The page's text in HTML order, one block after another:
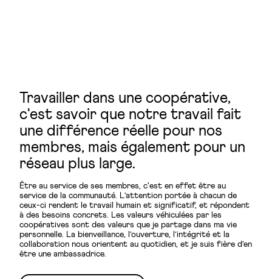
Travailler dans une coopérative,
c'est savoir que notre travail fait
une différence réelle pour nos
membres, mais également pour un
réseau plus large.
Être au service de ses membres, c'est en effet être au
service de la communauté. L’attention portée à chacun de
ceux-ci rendent le travail humain et significatif, et répondent
à des besoins concrets. Les valeurs véhiculées par les
coopératives sont des valeurs que je partage dans ma vie
personnelle. La bienveillance, l’ouverture, l’intégrité et la
collaboration nous orientent au quotidien, et je suis fière d’en
être une ambassadrice.